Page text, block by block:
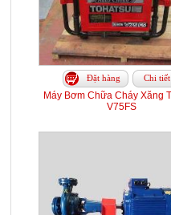
Đặt hàng Chi tiết
Máy Bơm Chữa Cháy Xăng
V75FS